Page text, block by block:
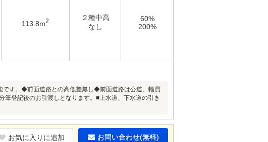
113.8m2
２種中高
なし
60%
200%
す。◆前面道路との高低差無し◆前面道路は公道、幅員
登記後のお引渡しとなります。■上水道、下水道の引き
お気に入りに追加 お問い合わせ(無料)